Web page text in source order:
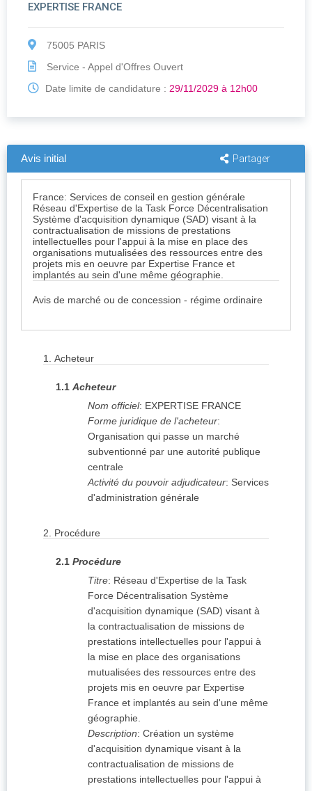
au sein d'une même géographie.
mutualisées des ressources entre des projets mis en
EXPERTISE FRANCE
75005 PARIS
Service - Appel d'Offres Ouvert
Date limite de candidature : 29/11/2029 à 12h00
Avis initial Partager
France: Services de conseil en gestion générale
Réseau d'Expertise de la Task Force Décentralisation
Système d'acquisition dynamique (SAD) visant à la
contractualisation de missions de prestations
intellectuelles pour l'appui à la mise en place des
organisations mutualisées des ressources entre des
projets mis en oeuvre par Expertise France et
implantés au sein d'une même géographie.
Avis de marché ou de concession - régime ordinaire
1. Acheteur
1.1 Acheteur
Nom officiel: EXPERTISE FRANCE
Forme juridique de l'acheteur:
Organisation qui passe un marché
subventionné par une autorité publique
centrale
Activité du pouvoir adjudicateur: Services
d'administration générale
2. Procédure
2.1 Procédure
Titre: Réseau d'Expertise de la Task
Force Décentralisation Système
d'acquisition dynamique (SAD) visant à
la contractualisation de missions de
prestations intellectuelles pour l'appui à
la mise en place des organisations
mutualisées des ressources entre des
projets mis en oeuvre par Expertise
France et implantés au sein d'une même
géographie.
Description: Création un système
d'acquisition dynamique visant à la
contractualisation de missions de
prestations intellectuelles pour l'appui à